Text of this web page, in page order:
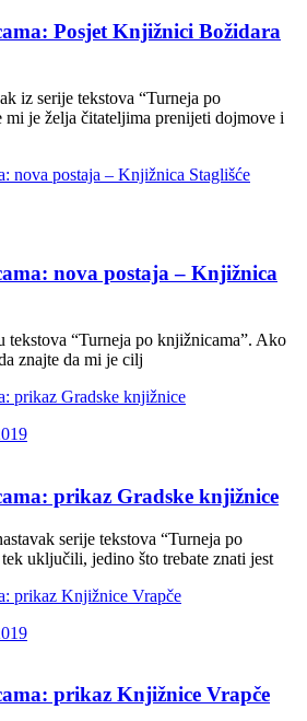
Posjet Knjižnici Božidara
iz serije tekstova “Turneja po
mi je želja čitateljima prenijeti dojmove i
nova postaja – Knjižnica
tekstova “Turneja po knjižnicama”. Ako
znajte da mi je cilj
prikaz Gradske knjižnice
serije tekstova “Turneja po
uključili, jedino što trebate znati jest
prikaz Knjižnice Vrapče